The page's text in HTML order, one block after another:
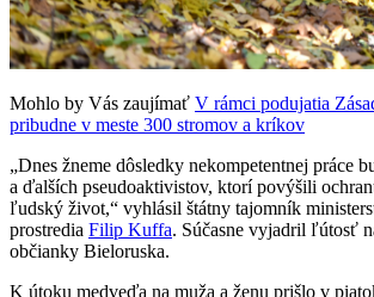
Mohlo by Vás zaujímať V rámci podujatia
pribudne v meste 300 stromov a kríkov
„Dnes žneme dôsledky nekompetentnej práce
a ďalších pseudoaktivistov, ktorí povýšili
ľudský život,“ vyhlásil štátny tajomník
prostredia Filip Kuffa. Súčasne vyjadril ľútosť
občianky Bieloruska.
K útoku medveďa na muža a ženu prišlo v